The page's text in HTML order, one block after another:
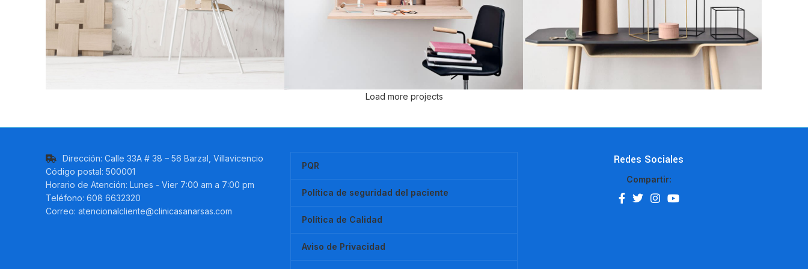
Load more projects
Dirección: Calle 33A # 38 – 56 Barzal, Villavicencio
Código postal: 500001
Horario de Atención: Lunes - Vier 7:00 am a 7:00 pm
Teléfono: 608 6632320
Correo: atencionalcliente@clinicasanarsas.com
PQR
Política de seguridad del paciente
Política de Calidad
Aviso de Privacidad
Redes Sociales
Compartir: